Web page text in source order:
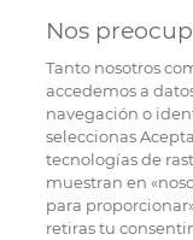
Nos
Tanto nosotros
accedemos a
navegación o
seleccionas
tecnologías de
muestran en
para
retiras tu